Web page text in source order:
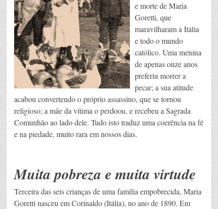
e morte de Maria
Goretti, que
maravilharam a Itália
e todo o mundo
católico. Uma menina
de apenas onze anos
preferiu morrer a
pecar; a sua atitude
acabou convertendo o próprio assassino, que se tornou
religioso; a mãe da vítima o perdoou, e recebeu a Sagrada
Comunhão ao lado dele. Tudo isto traduz uma coerência na fé
e na piedade, muito rara em nossos dias.
Muita pobreza e muita virtude
Terceira das seis crianças de uma família empobrecida, Maria
Goretti nasceu em Corinaldo (Itália), no ano de 1890. Em